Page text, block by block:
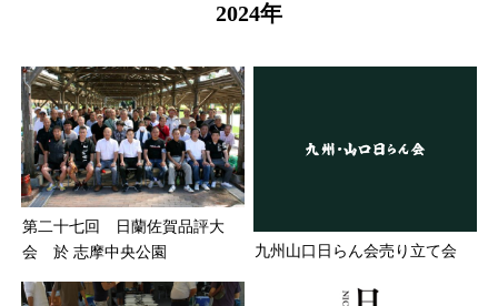
2024年
第二十七回 日蘭佐賀品評大
会 於 志摩中央公園
九州山口日らん会売り立て会